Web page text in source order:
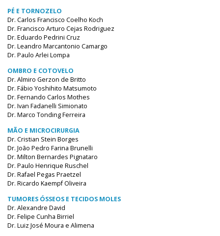
PÉ E TORNOZELO
Dr. Carlos Francisco Coelho Koch
Dr. Francisco Arturo Cejas Rodriguez
Dr. Eduardo Pedrini Cruz
Dr. Leandro Marcantonio Camargo
Dr. Paulo Arlei Lompa
OMBRO E COTOVELO
Dr. Almiro Gerzon de Britto
Dr. Fábio Yoshihito Matsumoto
Dr. Fernando Carlos Mothes
Dr. Ivan Fadanelli Simionato
Dr. Marco Tonding Ferreira
MÃO E MICROCIRURGIA
Dr. Cristian Stein Borges
Dr. João Pedro Farina Brunelli
Dr. Milton Bernardes Pignataro
Dr. Paulo Henrique Ruschel
Dr. Rafael Pegas Praetzel
Dr. Ricardo Kaempf Oliveira
TUMORES ÓSSEOS E TECIDOS MOLES
Dr. Alexandre David
Dr. Felipe Cunha Birriel
Dr. Luiz José Moura e Alimena